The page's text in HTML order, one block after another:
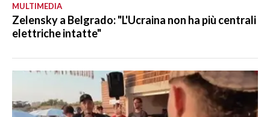
MULTIMEDIA
Zelensky a Belgrado: "L'Ucraina non ha più centrali
elettriche intatte"